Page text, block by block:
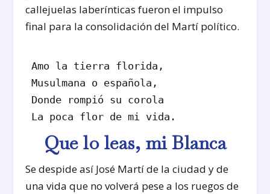
callejuelas laberínticas fueron el impulso
final para la consolidación del Martí político.
Amo la tierra florida,
Musulmana o española,
Donde rompió su corola
La poca flor de mi vida.
Que lo leas, mi Blanca
Se despide así José Martí de la ciudad y de
una vida que no volverá pese a los ruegos de